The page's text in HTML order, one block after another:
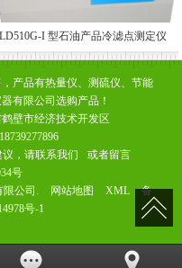
LD510G-I 型石油产品冷滤点测定仪
产品有热量仪、测硫仪、节能
有限公司选购产品！
壁市经济技术开发区
议，请联系我们 或者留言
号
限公司. 网站地图 XML
备
号-1